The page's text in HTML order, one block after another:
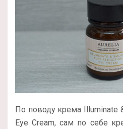
По поводу крема Illuminate
Eye Cream, сам по себе